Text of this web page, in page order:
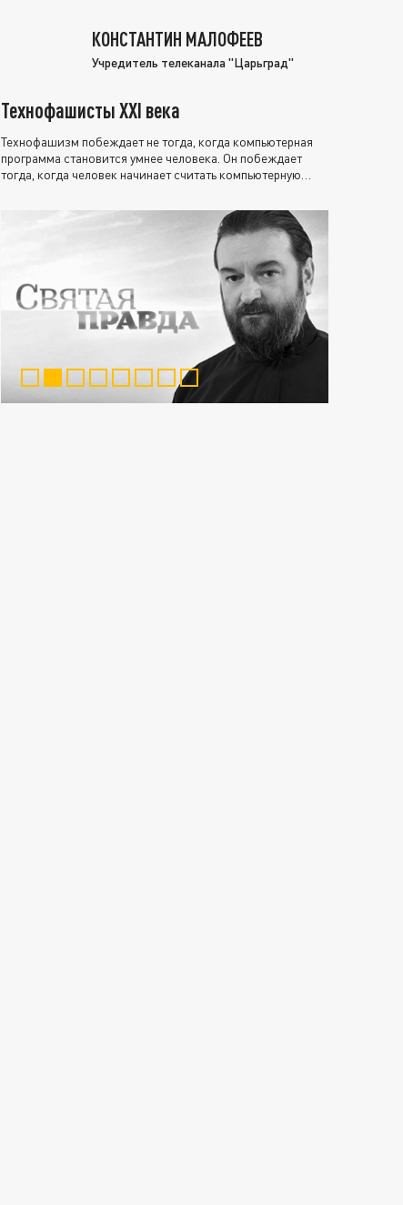
КОНСТАНТИН МАЛОФЕЕВ
Учредитель телеканала "Царьград"
Технофашисты XXI века
Технофашизм побеждает не тогда, когда компьютерная
программа становится умнее человека. Он побеждает
тогда, когда человек начинает считать компьютерную